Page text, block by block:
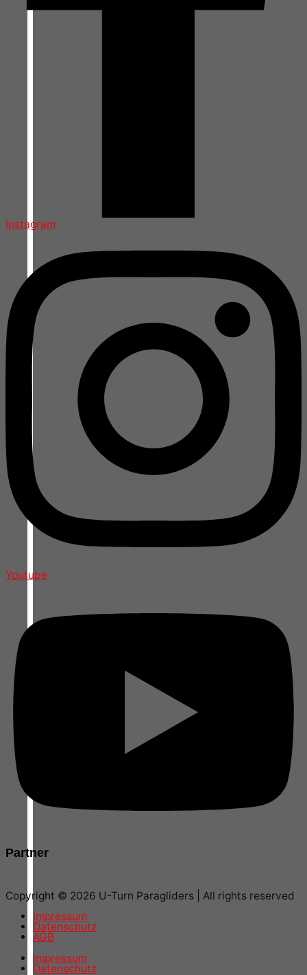
Instagram
Youtube
Partner
Copyright © 2026 U-Turn Paragliders | All rights reserved
Impressum
Datenschutz
AGB
Impressum
Datenschutz